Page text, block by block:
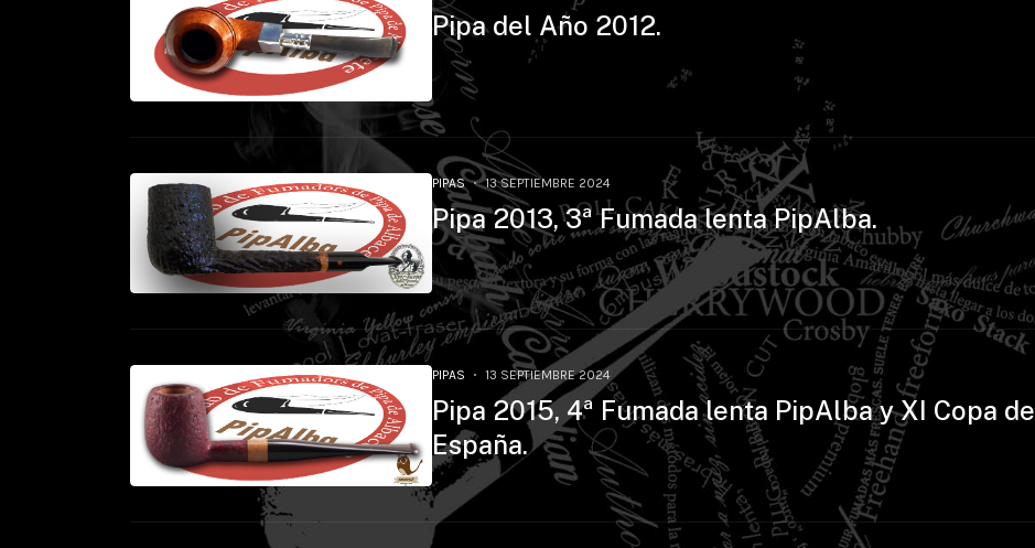
Pipa del Año 2012.
PIPAS 13 SEPTIEMBRE 2024
Pipa 2013, 3ª Fumada lenta PipAlba.
PIPAS 13 SEPTIEMBRE 2024
Pipa 2015, 4ª Fumada lenta PipAlba y XI Copa de
España.